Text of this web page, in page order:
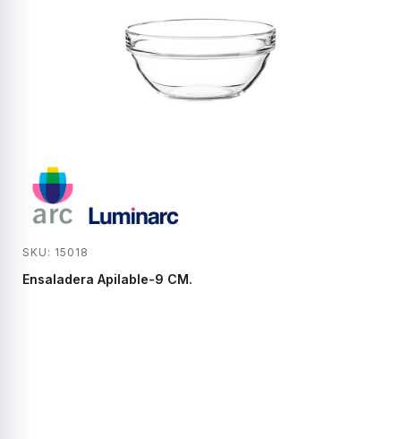
SKU: 15018
Ensaladera Apilable-9 CM.